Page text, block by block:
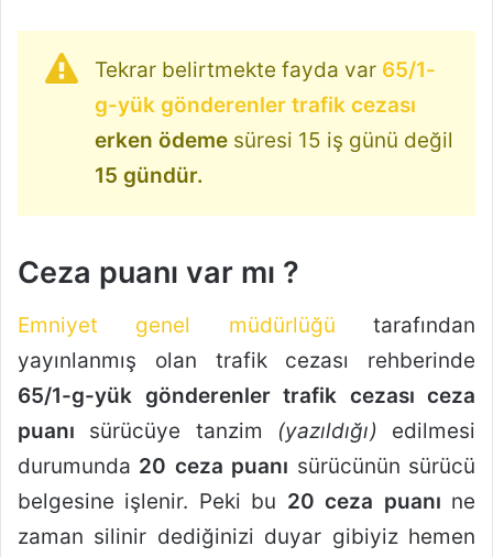
Tekrar belirtmekte fayda var 65/1-
g-yük gönderenler trafik cezası
erken ödeme süresi 15 iş günü değil
15 gündür.
Ceza puanı var mı ?
Emniyet genel müdürlüğü tarafından
yayınlanmış olan trafik cezası rehberinde
65/1-g-yük gönderenler trafik cezası ceza
puanı sürücüye tanzim (yazıldığı) edilmesi
durumunda 20 ceza puanı sürücünün sürücü
belgesine işlenir. Peki bu 20 ceza puanı ne
zaman silinir dediğinizi duyar gibiyiz hemen